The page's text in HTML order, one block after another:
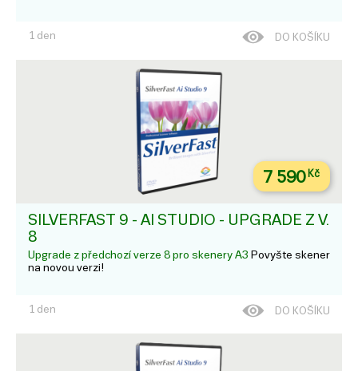
1 den DO KOŠÍKU
7 590Kč
SILVERFAST 9 - AI STUDIO - UPGRADE Z V.
8
Upgrade z předchozí verze 8 pro skenery A3 Povyšte skener
na novou verzi!
1 den DO KOŠÍKU